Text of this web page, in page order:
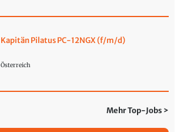
Kapitän Pilatus PC-12NGX (f/m/d)
Österreich
Mehr Top-Jobs >